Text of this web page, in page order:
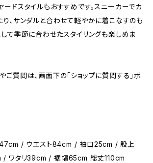
ードスタイルもおすすめです。スニーカーでカ
り、サンダルと合わせて軽やかに着こなすのも
て季節に合わせたスタイリングも楽しめま
質問は、画面下の「ショップに質問する」ボ
/ ウエスト84cm / 袖口25cm / 股上
ワタリ39cm / 裾幅65cm 総丈110cm